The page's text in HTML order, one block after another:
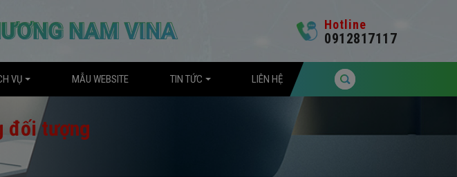
Hotline
0912817117
VỤ MẪU WEBSITE TIN TỨC LIÊN HỆ
đối tượng